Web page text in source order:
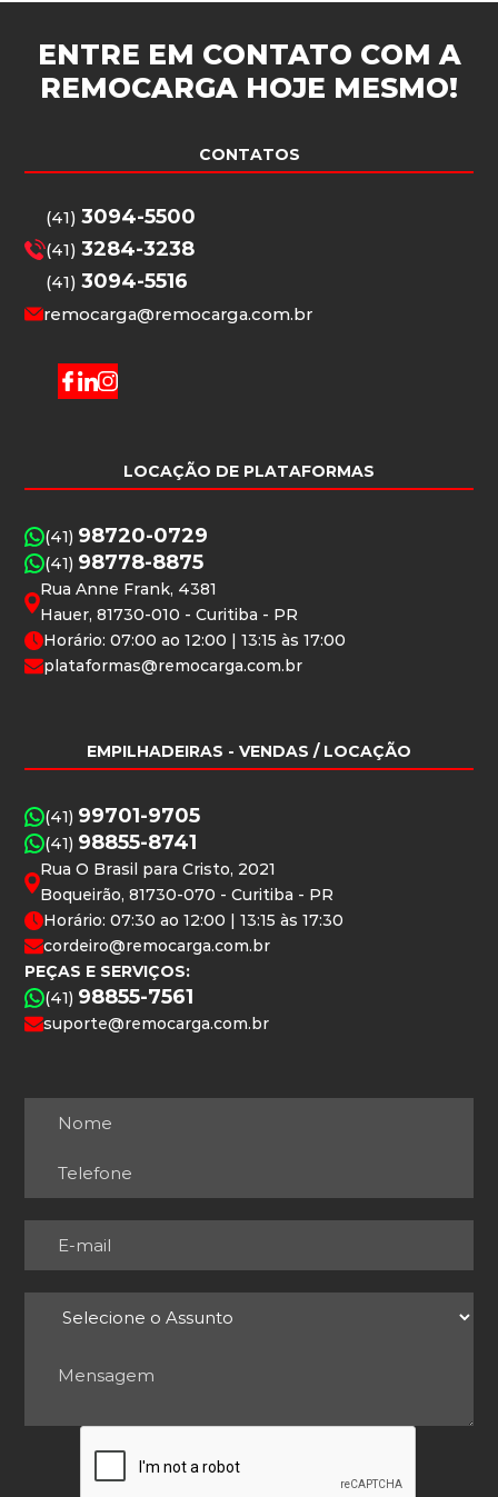
ENTRE EM CONTATO COM A
REMOCARGA HOJE MESMO!
CONTATOS
(41)3094-5500
(41)3284-3238
(41)3094-5516
remocarga@remocarga.com.br
LOCAÇÃO DE PLATAFORMAS
(41) 98720-0729
(41) 98778-8875
Rua Anne Frank, 4381
Hauer, 81730-010 - Curitiba - PR
Horário: 07:00 ao 12:00 | 13:15 às 17:00
plataformas@remocarga.com.br
EMPILHADEIRAS - VENDAS / LOCAÇÃO
(41) 99701-9705
(41) 98855-8741
Rua O Brasil para Cristo, 2021
Boqueirão, 81730-070 - Curitiba - PR
Horário: 07:30 ao 12:00 | 13:15 às 17:30
cordeiro@remocarga.com.br
PEÇAS E SERVIÇOS:
(41) 98855-7561
suporte@remocarga.com.br